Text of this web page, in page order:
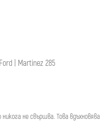
| Martinez 285
не свършва. Това вдъхновява